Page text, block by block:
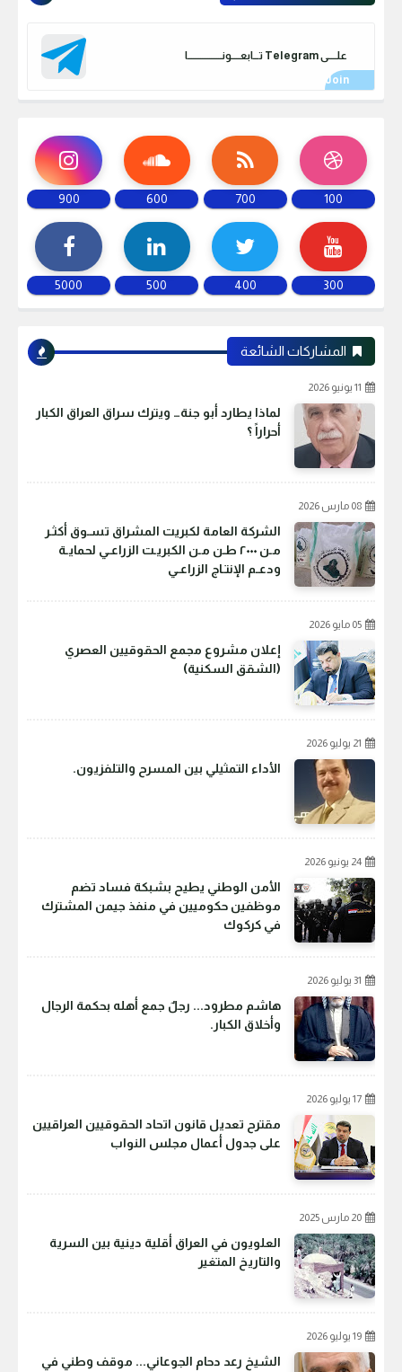
علـــــى Telegram تـــابعـــــونـــــــــــــــــــا
100
700
600
900
300
400
500
5000
المشاركات الشائعة
11 يونيو 2026
لماذا يطارد أبو جنة… ويترك سراق العراق الكبار
أحراراً ؟
08 مارس 2026
الشركة العامة لكبريت المشراق تسـوق أكثـر
مـن ٢٠٠٠ طـن مـن الكبريـت الزراعـي لحمايـة
ودعـم الإنتـاج الزراعـي
05 مايو 2026
إعلان مشروع مجمع الحقوقيين العصري
(الشقق السكنية)
21 يوليو 2026
الأداء التمثيلي بين المسرح والتلفزيون.
24 يونيو 2026
الأمن الوطني يطيح بشبكة فساد تضم
موظفين حكوميين في منفذ جيمن المشترك
في كركوك
31 يوليو 2026
هاشم مطرود... رجلٌ جمع أهله بحكمة الرجال
وأخلاق الكبار.
17 يوليو 2026
مقترح تعديل قانون اتحاد الحقوقيين العراقيين
على جدول أعمال مجلس النواب
20 مارس 2025
العلويون في العراق أقلية دينية بين السرية
والتاريخ المتغير
19 يوليو 2026
الشيخ رعد دحام الجوعاني... موقف وطني في